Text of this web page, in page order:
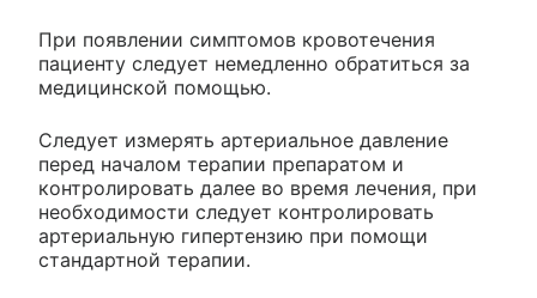
При появлении симптомов кровотечения
пациенту следует немедленно обратиться за
медицинской помощью.
Следует измерять артериальное давление
перед началом терапии препаратом и
контролировать далее во время лечения, при
необходимости следует контролировать
артериальную гипертензию при помощи
стандартной терапии.